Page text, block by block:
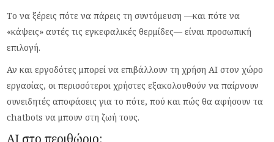
Το να ξέρεις πότε να πάρεις τη συντόμευση —και πότε να
«κάψεις» αυτές τις εγκεφαλικές θερμίδες— είναι προσωπική
επιλογή.
Αν και εργοδότες μπορεί να επιβάλλουν τη χρήση AI στον χώρο
εργασίας, οι περισσότεροι χρήστες εξακολουθούν να παίρνουν
συνειδητές αποφάσεις για το πότε, πού και πώς θα αφήσουν τα
chatbots να μπουν στη ζωή τους.